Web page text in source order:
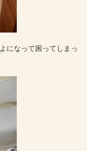
になって困ってしまっ